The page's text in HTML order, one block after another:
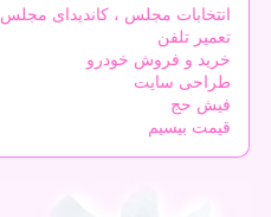
انتخابات مجلس ، کاندیدای مجلس
تعمیر تلفن
خرید و فروش خودرو
طراحی سایت
فیش حج
قیمت بیسیم